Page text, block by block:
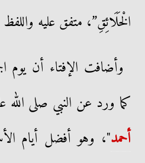
الْخَلَائِقِ”، متفق عليه واللفظ
وأضافت الإفتاء أن يوم
كما ورد عن النبي صلى الله
أحمد"، وهو أفضل أيام